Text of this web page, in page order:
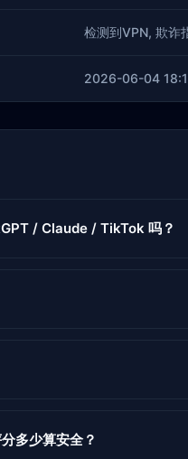
检测到VPN, 欺诈
2026-06-04
/ Claude / TikTok 吗？
多少算安全？